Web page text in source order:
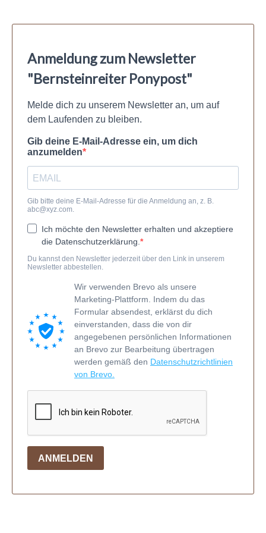
Anmeldung zum Newsletter
"Bernsteinreiter Ponypost"
Melde dich zu unserem Newsletter an, um auf
dem Laufenden zu bleiben.
Gib deine E-Mail-Adresse ein, um dich
anzumelden
Gib bitte deine E-Mail-Adresse für die Anmeldung an, z. B.
abc@xyz.com.
Ich möchte den Newsletter erhalten und akzeptiere
die Datenschutzerklärung.
Du kannst den Newsletter jederzeit über den Link in unserem
Newsletter abbestellen.
Wir verwenden Brevo als unsere
Marketing-Plattform. Indem du das
Formular absendest, erklärst du dich
einverstanden, dass die von dir
angegebenen persönlichen Informationen
an Brevo zur Bearbeitung übertragen
werden gemäß den Datenschutzrichtlinien
von Brevo.
ANMELDEN